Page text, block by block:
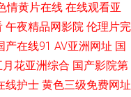
导航 九一国产在线 五月天色
碰91九色 欧美制服影院 91网
线看 国产精品色色 国产欧美
情黄片在线 在线观看亚
午夜精品网影院 伦理片完
产在线91 AV亚洲网址 国
月花亚洲综合 国产影院第
线护士 黄色三级免费网址